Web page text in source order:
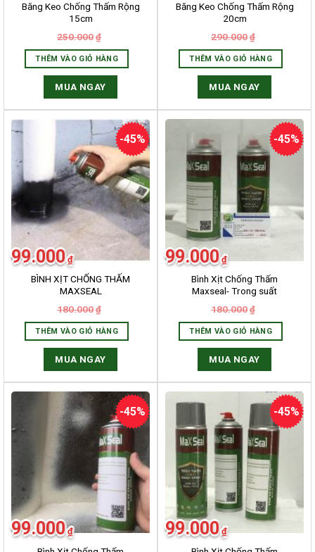
Băng Keo Chống Thấm Rộng
15cm
250.000 ₫
THÊM VÀO GIỎ HÀNG
MUA NGAY
Băng Keo Chống Thấm Rộng
20cm
290.000 ₫
THÊM VÀO GIỎ HÀNG
MUA NGAY
-45%
BÌNH XỊT CHỐNG THẤM
MAXSEAL
180.000 ₫
99.000 ₫
THÊM VÀO GIỎ HÀNG
MUA NGAY
-45%
Bình Xịt Chống Thấm
Maxseal- Trong suất
180.000 ₫
99.000 ₫
THÊM VÀO GIỎ HÀNG
MUA NGAY
-45%
99.000 ₫
-45%
99.000 ₫